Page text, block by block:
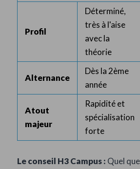
Profil
Déterminé,
très à l'aise
avec la
théorie
Alternance
Dès la 2ème
année
Atout
majeur
Rapidité et
spécialisation
forte
Le conseil H3 Campus : Quel